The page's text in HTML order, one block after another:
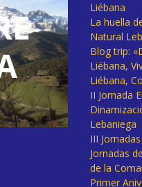
Liébana
La huella
Natural
Blog trip:
Liébana,
Liébana,
II Jornada
Lebaniega
III
Jornadas
de la
Primer